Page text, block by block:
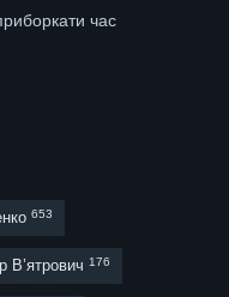
час
653
В’ятрович 176